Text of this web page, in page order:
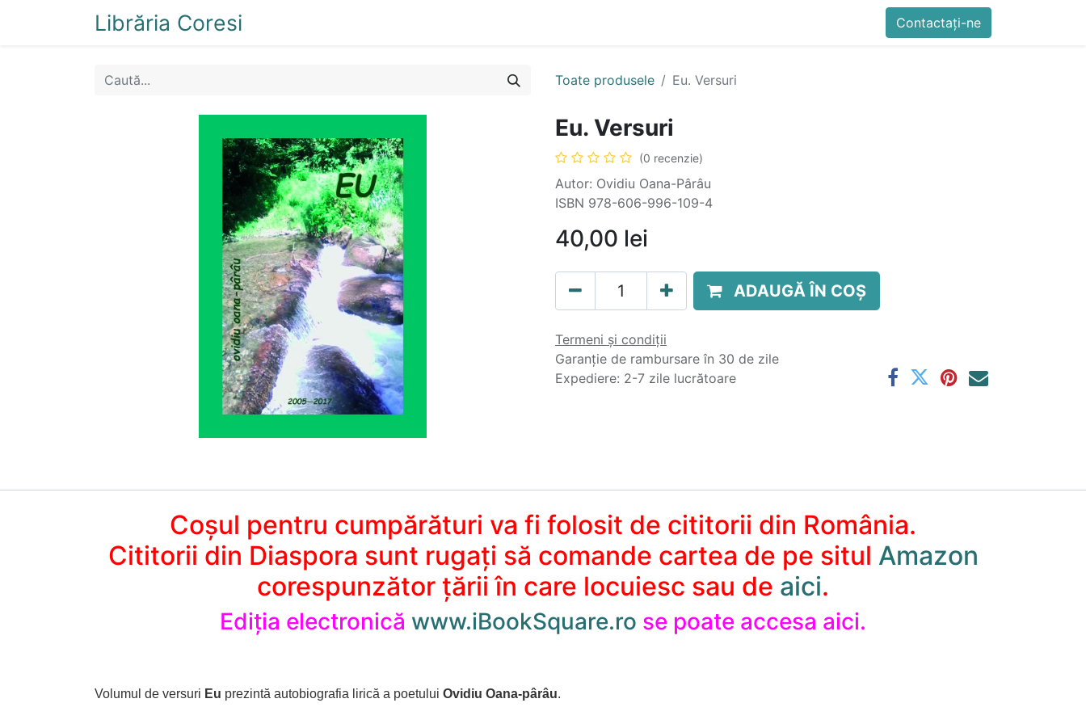
Librăria Coresi Contactați-ne Generator QR
Contactați-ne
Toate produsele Eu. Versuri
Eu. Versuri
(0 recenzie)
Autor: Ovidiu Oana-Pârâu
ISBN 978-606-996-109-4
40,00 lei
ADAUGĂ ÎN COȘ
Termeni și condiții
Garanție de rambursare în 30 de zile
Expediere: 2-7 zile lucrătoare
Coșul pentru cumpărături va fi folosit de cititorii din România.
Cititorii din Diaspora sunt rugați să comande cartea de pe situl Amazon
corespunzător țării în care locuiesc sau de aici.
Ediția electronică www.iBookSquare.ro se poate accesa aici.
Volumul de versuri Eu prezintă autobiografia lirică a poetului Ovidiu Oana-pârâu.